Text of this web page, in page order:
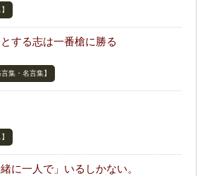
する志は一番槍に勝る
集・名言集】
に一人で」いるしかない。